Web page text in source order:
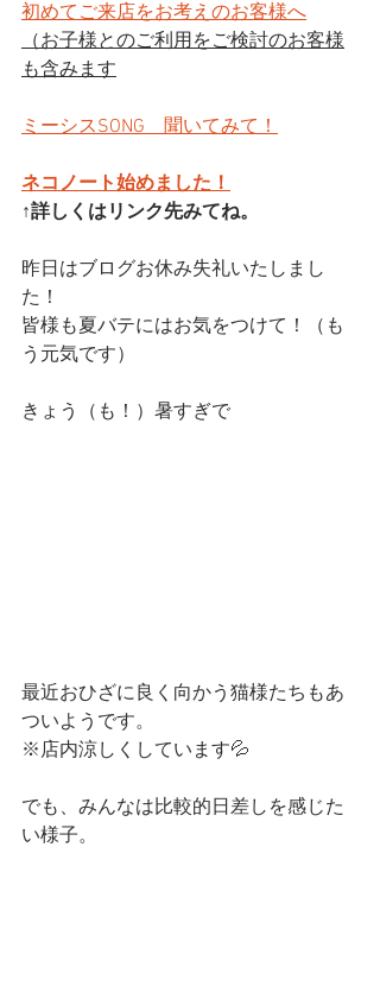
初めてご来店をお考えのお客様へ
（お子様とのご利用をご検討のお客様
も含みます
ミーシスSONG　聞いてみて！
ネコノート始めました！
↑詳しくはリンク先みてね。
昨日はブログお休み失礼いたしまし
た！
皆様も夏バテにはお気をつけて！（も
う元気です）
きょう（も！）暑すぎで
最近おひざに良く向かう猫様たちもあ
ついようです。
※店内涼しくしています💦
でも、みんなは比較的日差しを感じた
い様子。